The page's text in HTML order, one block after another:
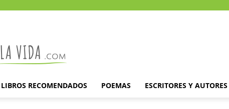
la
vida
LIBROS RECOMENDADOS POEMAS ESCRITORES Y AUTORES